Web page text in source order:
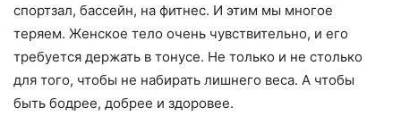
спортзал, бассейн, на фитнес. И этим мы многое
теряем. Женское тело очень чувствительно, и его
требуется держать в тонусе. Не только и не столько
для того, чтобы не набирать лишнего веса. А чтобы
быть бодрее, добрее и здоровее.